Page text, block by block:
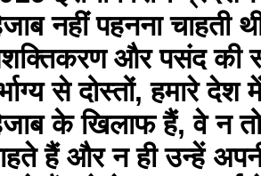
नहीं पहनना चाहती
और पसंद की
से दोस्तों, हमारे
के खिलाफ हैं, वे न
हैं और न ही उन्हें